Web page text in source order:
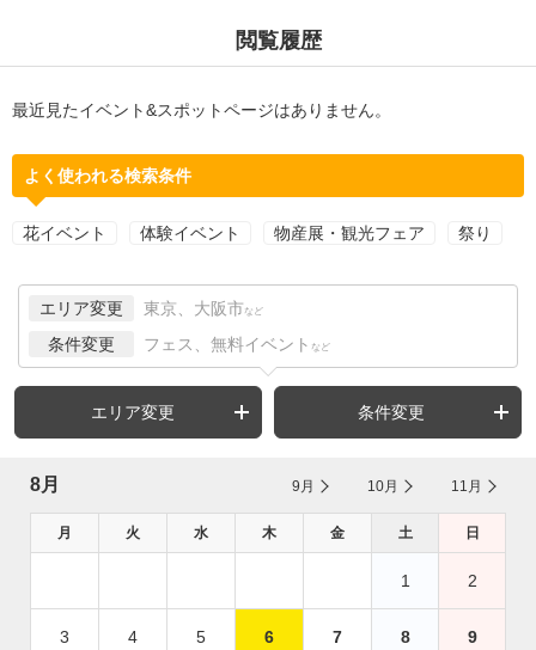
閲覧履歴
最近見たイベント&スポットページはありません。
よく使われる検索条件
花イベント 体験イベント 物産展・観光フェア 祭り
エリア変更 東京、大阪市 など
条件変更 フェス、無料イベント など
エリア変更 条件変更
8月 9月 10月 11月
月 火 水 木 金 土 日
1 2
3 4 5 6 7 8 9